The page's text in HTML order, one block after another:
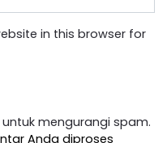
in this browser for
mengurangi spam.
Anda diproses